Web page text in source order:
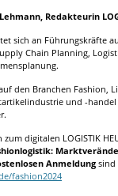
Redakteurin
sich an Führungskräfte
Chain Planning,
den Branchen Fashion,
und -
digitalen LOGISTIK
Anmeldung sind
fashion2024